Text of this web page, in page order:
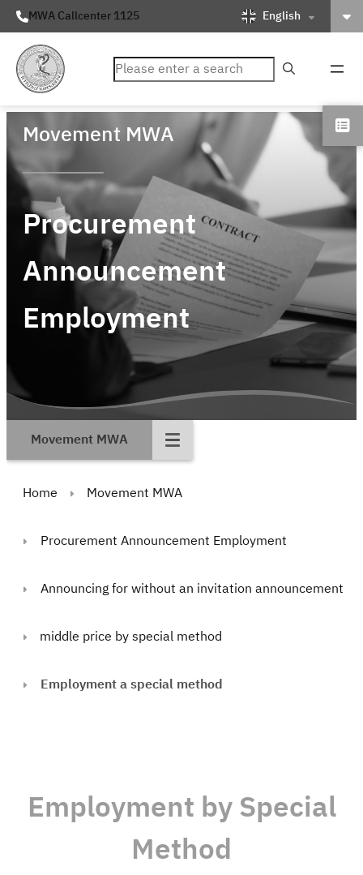
MWA Callcenter 1125 English
ค้นหา
Movement MWA
Procurement
Announcement
Employment
Movement MWA
Home Movement MWA
Procurement Announcement Employment
Announcing for without an invitation announcement
middle price by special method
Employment a special method
Employment by Special
Method